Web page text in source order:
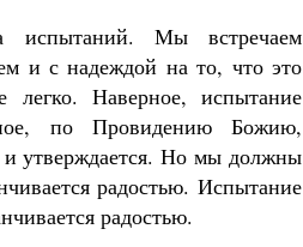
испытаний. Мы встречаем
и с надеждой на то, что это
легко. Наверное, испытание
по Провидению Божию,
и утверждается. Но мы должны
радостью. Испытание
радостью.